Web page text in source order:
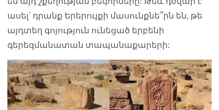
ասել՝ դրանք Երերույքի մասունքնե՞րն են, թե
այդտեղ գոյություն ունեցած երբենի
գերեզմանատան տապանաքարերի: